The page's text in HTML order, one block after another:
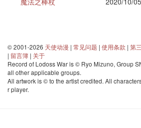
© 2001-2026 天使动漫 | 常见问题 | 使用条款 | 第
| 留言簿 | 关于
Record of Lodoss War is © Ryo Mizuno, Group
all other applicable groups.
All artwork is © to the artist credited. All
r player.